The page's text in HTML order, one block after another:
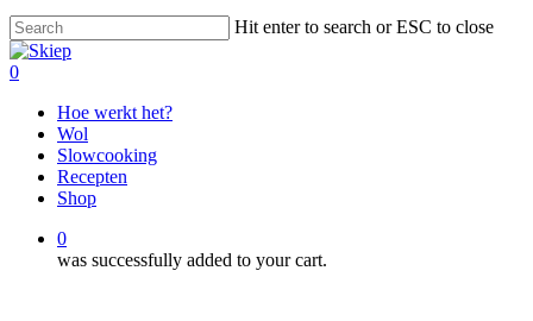
Hit enter to search or ESC to close
Close
Search
0
Hoe werkt het?
Wol
Slowcooking
Recepten
Shop
0
was successfully added to your cart.